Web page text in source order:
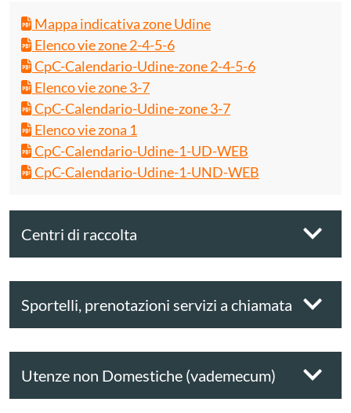
Mappa indicativa zone Udine
Elenco vie zone 2-4-5-6
CpC-Calendario-Udine-zone 2-4-5-6
Elenco vie zone 3-7
CpC-Calendario-Udine-zone 3-7
Elenco vie zona 1
CpC-Calendario-Udine-1-UD-WEB
CpC-Calendario-Udine-1-UND-WEB
Centri di raccolta
Sportelli, prenotazioni servizi a chiamata
Utenze non Domestiche (vademecum)